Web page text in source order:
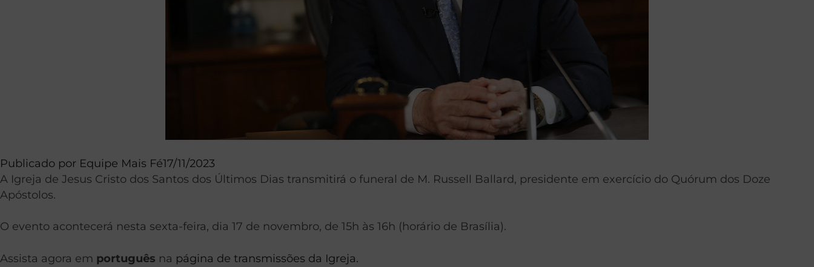
Publicado por Equipe Mais Fé17/11/2023
A Igreja de Jesus Cristo dos Santos dos Últimos Dias transmitirá o funeral de M. Russell Ballard, presidente em exercício do Quórum dos Doze
Apóstolos.
O evento acontecerá nesta sexta-feira, dia 17 de novembro, de 15h às 16h (horário de Brasília).
Assista agora em português na página de transmissões da Igreja.